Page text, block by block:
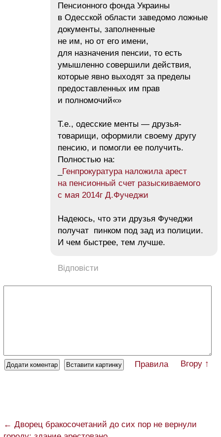
Пенсионного фонда Украины
в Одесской области заведомо ложные
документы, заполненные
не им, но от его имени,
для назначения пенсии, то есть
умышленно совершили действия,
которые явно выходят за пределы
предоставленных им прав
и полномочий«»
Т.е., одесские менты — друзья-
товарищи, оформили своему другу
пенсию, и помогли ее получить.
Полностью на:
Генпрокуратура наложила арест
на пенсионный счет разыскиваемого
с мая 2014г Д.Фучеджи
Надеюсь, что эти друзья Фучеджи
получат пинком под зад из полиции.
И чем быстрее, тем лучше.
Відповісти
Правила Вгору ↑
← Дворец бракосочетаний до сих пор не вернули